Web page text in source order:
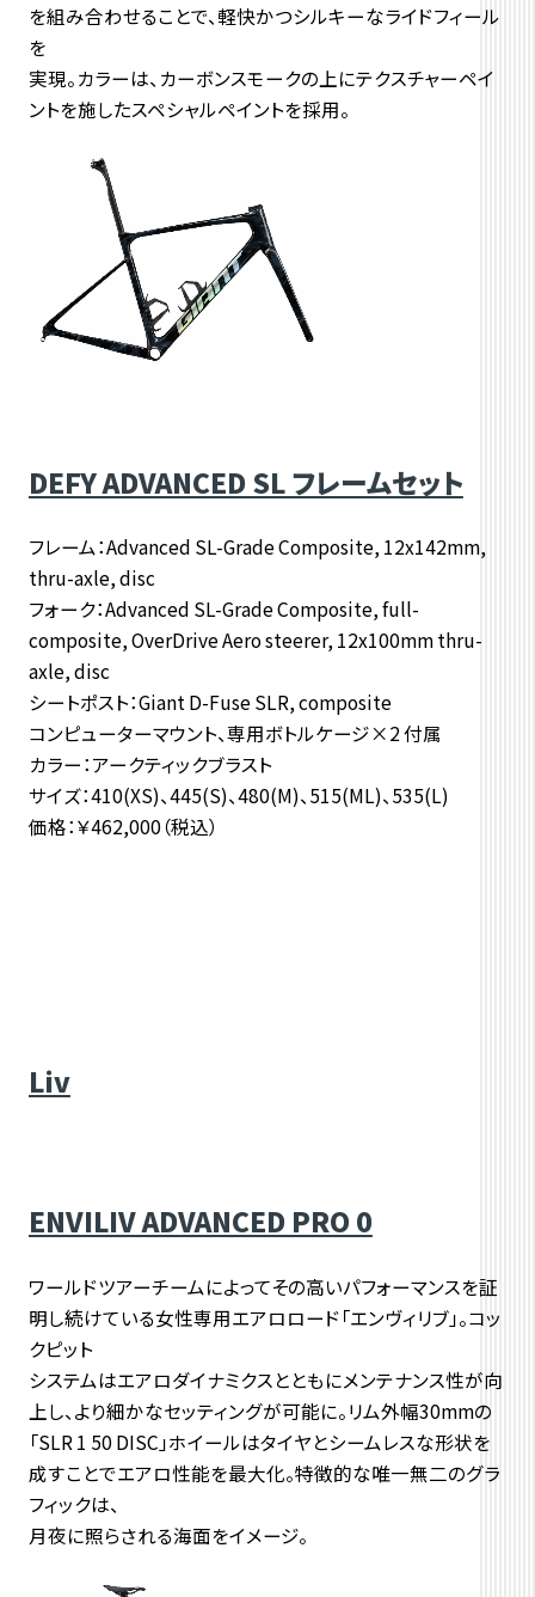
を組み合わせることで、軽快かつシルキーなライドフィール
を
実現。カラーは、カーボンスモークの上にテクスチャーペイ
ントを施したスペシャルペイントを採用。
DEFY ADVANCED SL フレームセット
フレーム：Advanced SL-Grade Composite, 12x142mm,
thru-axle, disc
フォーク：Advanced SL-Grade Composite, full-
composite, OverDrive Aero steerer, 12x100mm thru-
axle, disc
シートポスト：Giant D-Fuse SLR, composite
コンピューターマウント、専用ボトルケージ×2 付属
カラー：アークティックブラスト
サイズ：410(XS)、445(S)、480(M)、515(ML)、535(L)
価格：￥462,000（税込）
Liv
ENVILIV ADVANCED PRO 0
ワールドツアーチームによってその高いパフォーマンスを証
明し続けている女性専用エアロロード「エンヴィリブ」。コッ
クピット
システムはエアロダイナミクスとともにメンテナンス性が向
上し、より細かなセッティングが可能に。リム外幅30mmの
「SLR 1 50 DISC」ホイールはタイヤとシームレスな形状を
成すことでエアロ性能を最大化。特徴的な唯一無二のグラ
フィックは、
月夜に照らされる海面をイメージ。